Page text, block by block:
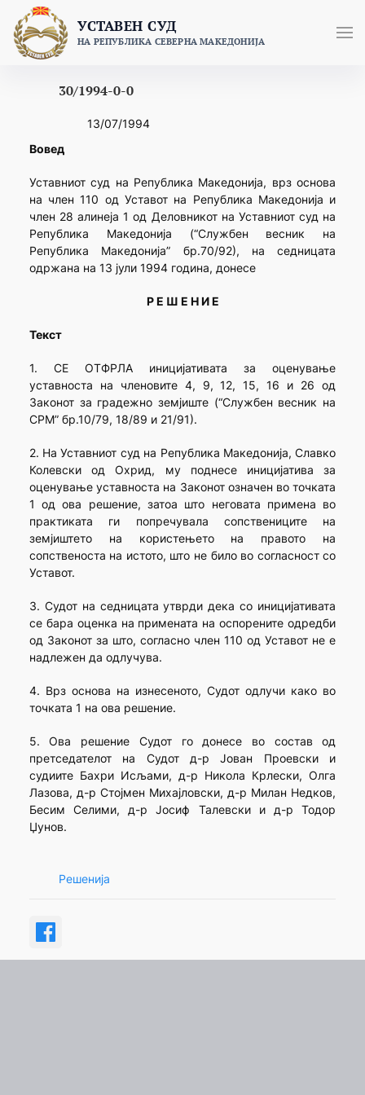
content
УСТАВЕН СУД
НА РЕПУБЛИКА СЕВЕРНА МАКЕДОНИЈА
30/1994-0-0
13/07/1994
Вовед
Уставниот суд на Република Македонија, врз основа
на член 110 од Уставот на Република Македонија и
член 28 алинеја 1 од Деловникот на Уставниот суд на
Република Македонија (“Службен весник на
Република Македонија” бр.70/92), на седницата
одржана на 13 јули 1994 година, донесе
Р Е Ш Е Н И Е
Текст
1. СЕ ОТФРЛА иницијативата за оценување
уставноста на членовите 4, 9, 12, 15, 16 и 26 од
Законот за градежно земјиште (“Службен весник на
СРМ” бр.10/79, 18/89 и 21/91).
2. На Уставниот суд на Република Македонија, Славко
Колевски од Охрид, му поднесе иницијатива за
оценување уставноста на Законот означен во точката
1 од ова решение, затоа што неговата примена во
практиката ги попречувала сопствениците на
земјиштето на користењето на правото на
сопственоста на истото, што не било во согласност со
Уставот.
3. Судот на седницата утврди дека со иницијативата
се бара оценка на примената на оспорените одредби
од Законот за што, согласно член 110 од Уставот не е
надлежен да одлучува.
4. Врз основа на изнесеното, Судот одлучи како во
точката 1 на ова решение.
5. Ова решение Судот го донесе во состав од
претседателот на Судот д-р Јован Проевски и
судиите Бахри Исљами, д-р Никола Крлески, Олга
Лазова, д-р Стојмен Михајловски, д-р Милан Недков,
Бесим Селими, д-р Јосиф Талевски и д-р Тодор
Џунов.
Решенија